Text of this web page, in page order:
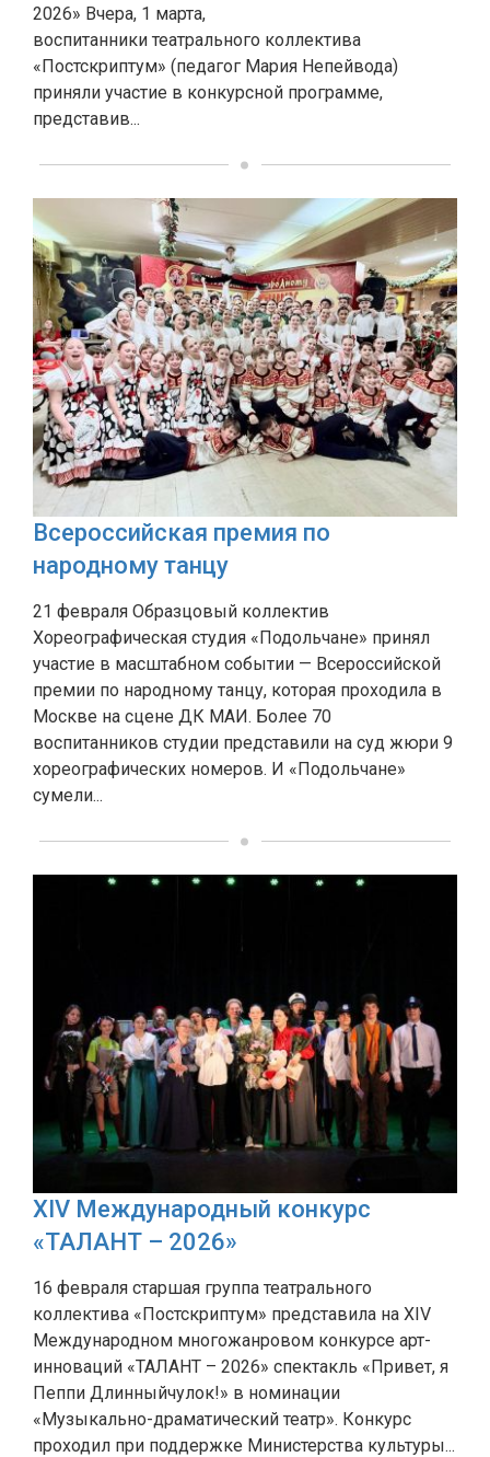
2026» Вчера, 1 марта,
воспитанники театрального коллектива
«Постскриптум» (педагог Мария Непейвода)
приняли участие в конкурсной программе,
представив...
Всероссийская премия по
народному танцу
21 февраля Образцовый коллектив
Хореографическая студия «Подольчане» принял
участие в масштабном событии — Всероссийской
премии по народному танцу, которая проходила в
Москве на сцене ДК МАИ. Более 70
воспитанников студии представили на суд жюри 9
хореографических номеров. И «Подольчане»
сумели...
XIV Международный конкурс
«ТАЛАНТ – 2026»
16 февраля старшая группа театрального
коллектива «Постскриптум» представила на XIV
Международном многожанровом конкурсе арт-
инноваций «ТАЛАНТ – 2026» спектакль «Привет, я
Пеппи Длинныйчулок!» в номинации
«Музыкально-драматический театр». Конкурс
проходил при поддержке Министерства культуры...